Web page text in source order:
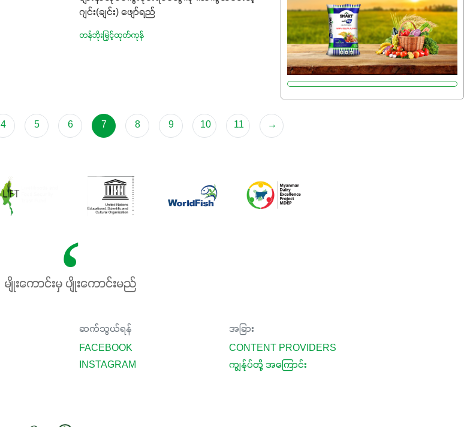
ဂျင်း(ချင်း) ဖျော်ရည်
တန်ဘိုးမြှင့်ထုတ်ကုန်
တို့ အချိုးကျ ပေါင်းစပ်ထားတဲ့ ကွန်ပေါင်း
ဓာတ်မြေဩဇာဖြစ်ပါတယ်။ အဓိက
အကျိုးကျေးဇူးတွေအနေနဲ့ကတော့ နိုက်ထရို
ဂျင် 19%ပါဝင်တဲ့အတွက် ကလိုရိုဖီးလ်ဖွဲ့စည်း
မှုကို အားပေးကာ သီးနှံပင်များ၏အရွက်များ
စိမ်းလန်းသန်စွမ်းပြီး အစာချက်လုပ်မှု
အားပေးပါတယ်။ ဒါ့အပြင် ပန်းပွင့်ခြင်း၊
အသီးသီးခြင်း၊အစေ့တည်ခြင်းလုပ်ငန်းစဉ်
ခြင်းအပါအဝင် အကျိုးကျေးဇူးများစွာကိုရရှိ
4 5 6 7 8 9 10 11 →
မျိုးကောင်းမှ ပျိုးကောင်းမည်
ဆက်သွယ်ရန်
FACEBOOK
INSTAGRAM
အခြား
CONTENT PROVIDERS
ကျွန်ုပ်တို့ အကြောင်း